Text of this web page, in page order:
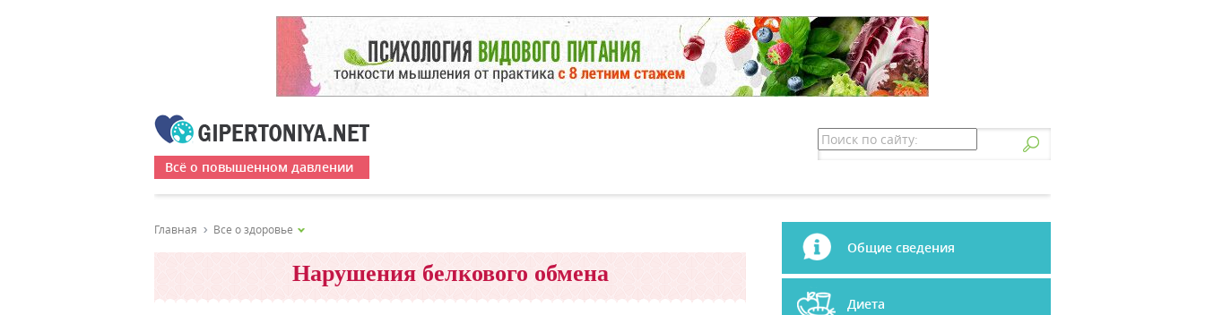
Всё о повышенном давлении
Главная Все о здоровье
Нарушения белкового обмена
Общие сведения
Диета